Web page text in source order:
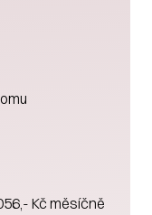
Kč měsíčně